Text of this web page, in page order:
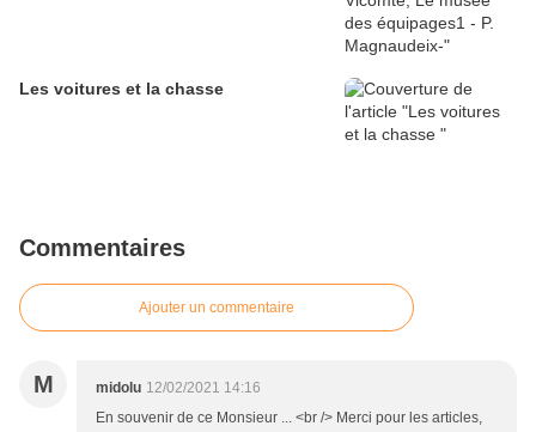
Les voitures et la chasse
Commentaires
Ajouter un commentaire
M midolu 12/02/2021 14:16
En souvenir de ce Monsieur ... <br /> Merci pour les articles,